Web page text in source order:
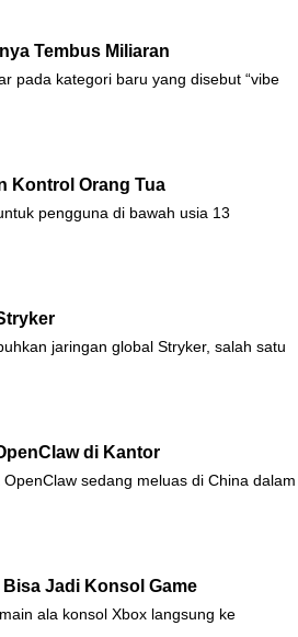
Tembus Miliaran
pada kategori baru yang disebut “vibe
Kontrol Orang Tua
pengguna di bawah usia 13
jaringan global Stryker, salah satu
di Kantor
sedang meluas di China dalam
Jadi Konsol Game
ala konsol Xbox langsung ke